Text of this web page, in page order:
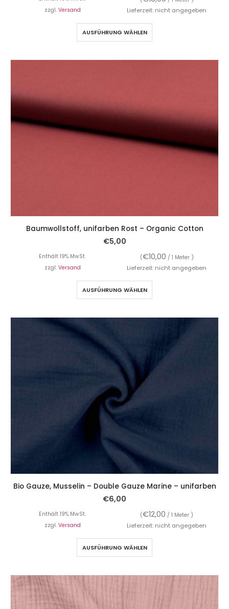
zzgl. Versand Lieferzeit: nicht angegeben
AUSFÜHRUNG WÄHLEN
Baumwollstoff, unifarben Rost – Organic Cotton
€5,00
Enthält 19% MwSt. (€10,00 / 1 Meter )
zzgl. Versand Lieferzeit: nicht angegeben
AUSFÜHRUNG WÄHLEN
Bio Gauze, Musselin – Double Gauze Marine – unifarben
€6,00
Enthält 19% MwSt. (€12,00 / 1 Meter )
zzgl. Versand Lieferzeit: nicht angegeben
AUSFÜHRUNG WÄHLEN